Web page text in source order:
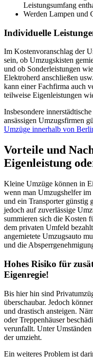
Leistungsumfang
Werden Lampen und
Individuelle
Im Kostenvoranschlag der
sein, ob Umzugskisten
und ob Sonderleistungen
Elektroherd anschließen
kann einer Fachfirma auch
teilweise Eigenleistungen
Insbesondere
ansässigen Umzugsfirmen
Umzüge innerhalb von
Vorteile und
Eigenleistung
Kleine Umzüge können in
wenn man Umzugshelfer
und ein Transporter günstig
jedoch auf zuverlässige
summieren sich die Kosten
dem privaten Umfeld
angemietete Umzugsauto
und die
Hohes Risiko für
Eigenregie!
Bis hier hin sind
überschaubar. Jedoch
und drastisch ansteigen.
oder Treppenhäuser
verunfallt. Unter
der umzieht.
Ein weiteres Problem ist